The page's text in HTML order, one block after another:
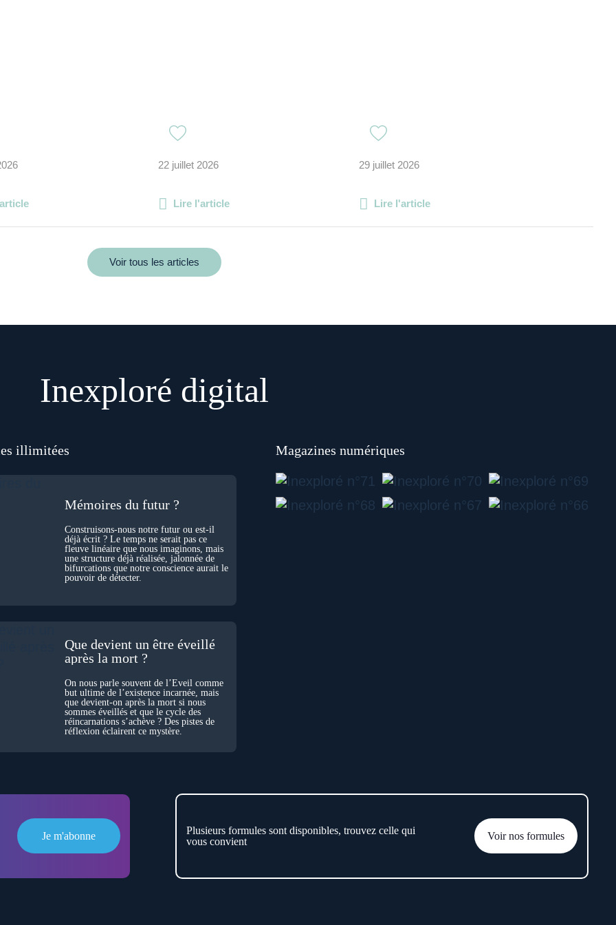
22 juillet 2026
Lire l'article
29 juillet 2026
Lire l'article
Voir tous les articles
Inexploré digital
illimitées
Mémoires du futur ?
Construisons-nous notre futur ou est-il
déjà écrit ? Le temps ne serait pas ce
fleuve linéaire que nous imaginons, mais
une structure déjà réalisée, jalonnée de
bifurcations que notre conscience aurait le
pouvoir de détecter.
Que devient un être éveillé
après la mort ?
On nous parle souvent de l’Éveil comme
but ultime de l’existence incarnée, mais
que devient-on après la mort si nous
sommes éveillés et que le cycle des
réincarnations s’achève ? Des pistes de
réflexion éclairent ce mystère.
Magazines numériques
Je m'abonne
Plusieurs formules sont disponibles, trouvez celle qui
vous convient
Voir nos formules